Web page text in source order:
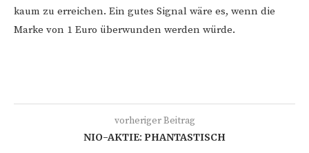
kaum zu erreichen. Ein gutes Signal wäre es, wenn die
Marke von 1 Euro überwunden werden würde.
vorheriger Beitrag
NIO-AKTIE: PHANTASTISCH